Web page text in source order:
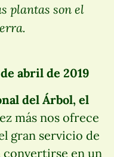
plantas son el
abril de 2019
del Árbol, el
más nos ofrece
gran servicio de
convertirse en un